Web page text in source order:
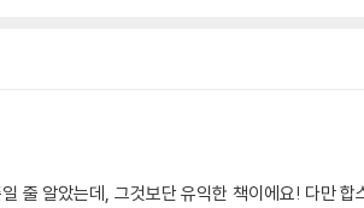
줄 알았는데, 그것보단 유익한 책이에요! 다만